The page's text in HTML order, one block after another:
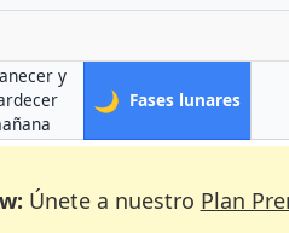
y
🌙 Fases lunaresen
Únete a nuestro Plan